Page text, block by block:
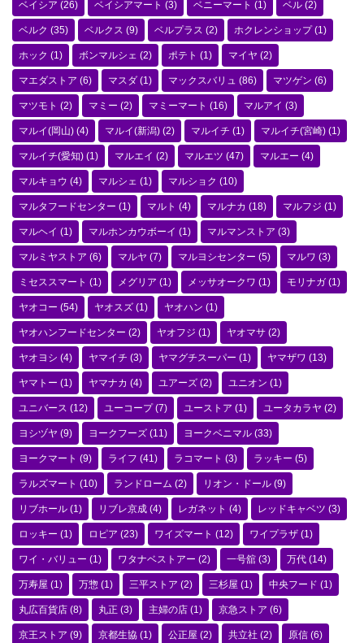
ベイシア (26) ベイシアマート (3) ベニーマート (1) ベル (2)
ベルク (35) ベルクス (9) ベルプラス (2) ホクレンショップ(1)
ホック (1) ボンマルシェ (2) ポテト (1) マイヤ (2)
マエダストア (6) マスダ (1) マックスバリュ (86) マツゲン (6)
マツモト (2) マミー (2) マミーマート (16) マルアイ (3)
マルイ(岡山) (4) マルイ(新潟) (2) マルイチ (1) マルイチ(宮崎) (1)
マルイチ(愛知) (1) マルエイ (2) マルエツ (47) マルエー (4)
マルキョウ (4) マルシェ (1) マルショク (10)
マルタフードセンター (1) マルト (4) マルナカ (18) マルフジ (1)
マルヘイ (1) マルホンカウボーイ (1) マルマンストア (3)
マルミヤストア (6) マルヤ (7) マルヨシセンター (5) マルワ (3)
ミセススマート (1) メグリア (1) メッサオークワ (1) モリナガ (1)
ヤオコー (54) ヤオスズ (1) ヤオハン (1)
ヤオハンフードセンター (2) ヤオフジ (1) ヤオマサ (2)
ヤオヨシ (4) ヤマイチ (3) ヤマグチスーパー (1) ヤマザワ (13)
ヤマトー (1) ヤマナカ (4) ユアーズ (2) ユニオン (1)
ユニバース (12) ユーコープ(7) ユーストア (1) ユータカラヤ (2)
ヨシヅヤ (9) ヨークフーズ (11) ヨークベニマル (33)
ヨークマート (9) ライフ (41) ラコマート (3) ラッキー (5)
ラルズマート (10) ランドローム (2) リオン・ドール (9)
リブホール (1) リブレ京成 (4) レガネット (4) レッドキャベツ (3)
ロッキー (1) ロピア (23) ワイズマート (12) ワイプラザ (1)
ワイ・バリュー (1) ワタナベストアー (2) 一号舘 (3) 万代 (14)
万寿屋 (1) 万惣 (1) 三平ストア (2) 三杉屋 (1) 中央フード (1)
丸広百貨店 (8) 丸正 (3) 主婦の店 (1) 京急ストア (6)
京王ストア (9) 京都生協 (1) 公正屋 (2) 共立社 (2) 原信 (6)